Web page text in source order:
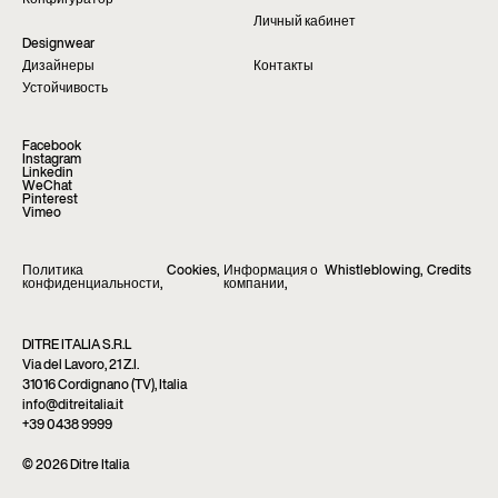
Личный кабинет
Designwear
Дизайнеры
Контакты
Устойчивость
Facebook
Instagram
Linkedin
WeChat
Pinterest
Vimeo
Политика
конфиденциальности,
Cookies, Информация о
компании,
Whistleblowing, Credits
DITRE ITALIA S.R.L
Via del Lavoro, 21 Z.I.
31016 Cordignano (TV), Italia
info@ditreitalia.it
+39 0438 9999
© 2026 Ditre Italia